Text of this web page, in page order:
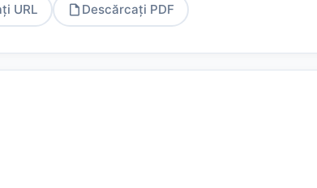
URL Descărcați PDF